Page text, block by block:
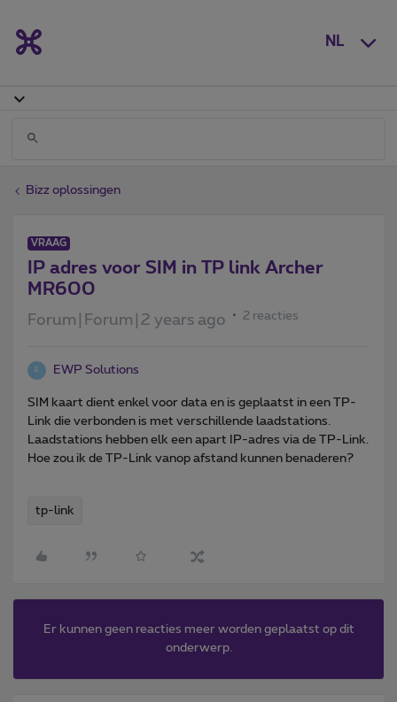
NL
Bizz oplossingen
VRAAG
IP adres voor SIM in TP link Archer
MR600
Forum|Forum|2 years ago 2 reacties
E EWP Solutions
SIM kaart dient enkel voor data en is geplaatst in een TP-
Link die verbonden is met verschillende laadstations.
Laadstations hebben elk een apart IP-adres via de TP-Link.
Hoe zou ik de TP-Link vanop afstand kunnen benaderen?
tp-link
Er kunnen geen reacties meer worden geplaatst op dit
onderwerp.